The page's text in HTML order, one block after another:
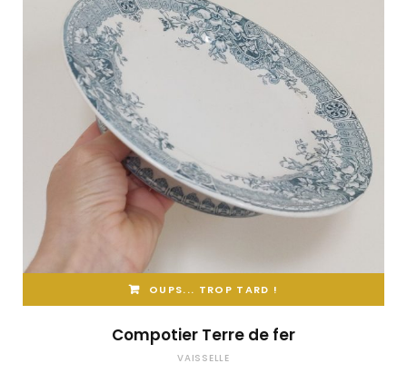
OUPS... TROP TARD !
Compotier Terre de fer
VAISSELLE